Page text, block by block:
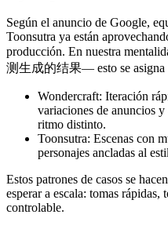
Según el anuncio de Google,
Toonsutra ya están
producción. En nuestra
测生成的结果— esto se asigna
Wondercraft: Iteración
variaciones de anuncios y
ritmo distinto.
Toonsutra: Escenas con
personajes ancladas al
Estos patrones de casos se
esperar a escala: tomas
controlable.